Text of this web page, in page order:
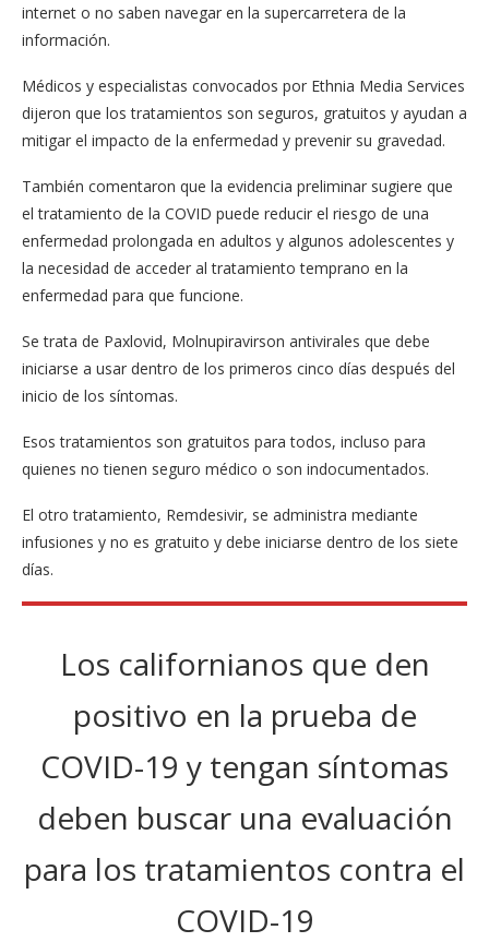
internet o no saben navegar en la supercarretera de la
información.
Médicos y especialistas convocados por Ethnia Media Services
dijeron que los tratamientos son seguros, gratuitos y ayudan a
mitigar el impacto de la enfermedad y prevenir su gravedad.
También comentaron que la evidencia preliminar sugiere que
el tratamiento de la COVID puede reducir el riesgo de una
enfermedad prolongada en adultos y algunos adolescentes y
la necesidad de acceder al tratamiento temprano en la
enfermedad para que funcione.
Se trata de Paxlovid, Molnupiravirson antivirales que debe
iniciarse a usar dentro de los primeros cinco días después del
inicio de los síntomas.
Esos tratamientos son gratuitos para todos, incluso para
quienes no tienen seguro médico o son indocumentados.
El otro tratamiento, Remdesivir, se administra mediante
infusiones y no es gratuito y debe iniciarse dentro de los siete
días.
Los californianos que den
positivo en la prueba de
COVID-19 y tengan síntomas
deben buscar una evaluación
para los tratamientos contra el
COVID-19